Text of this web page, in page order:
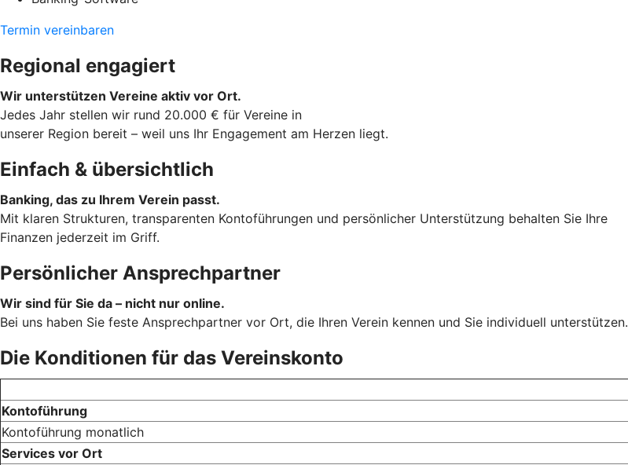
Termin vereinbaren
Regional engagiert
Wir unterstützen Vereine aktiv vor Ort.
Jedes Jahr stellen wir rund 20.000 € für Vereine in
unserer Region bereit – weil uns Ihr Engagement am Herzen liegt.
Einfach & übersichtlich
Banking, das zu Ihrem Verein passt.
Mit klaren Strukturen, transparenten Kontoführungen und persönlicher Unterstützung behalten Sie Ihre
Finanzen jederzeit im Griff.
Persönlicher Ansprechpartner
Wir sind für Sie da – nicht nur online.
Bei uns haben Sie feste Ansprechpartner vor Ort, die Ihren Verein kennen und Sie individuell unterstützen.
Die Konditionen für das Vereinskonto
Kontoführung
Kontoführung monatlich
Services vor Ort